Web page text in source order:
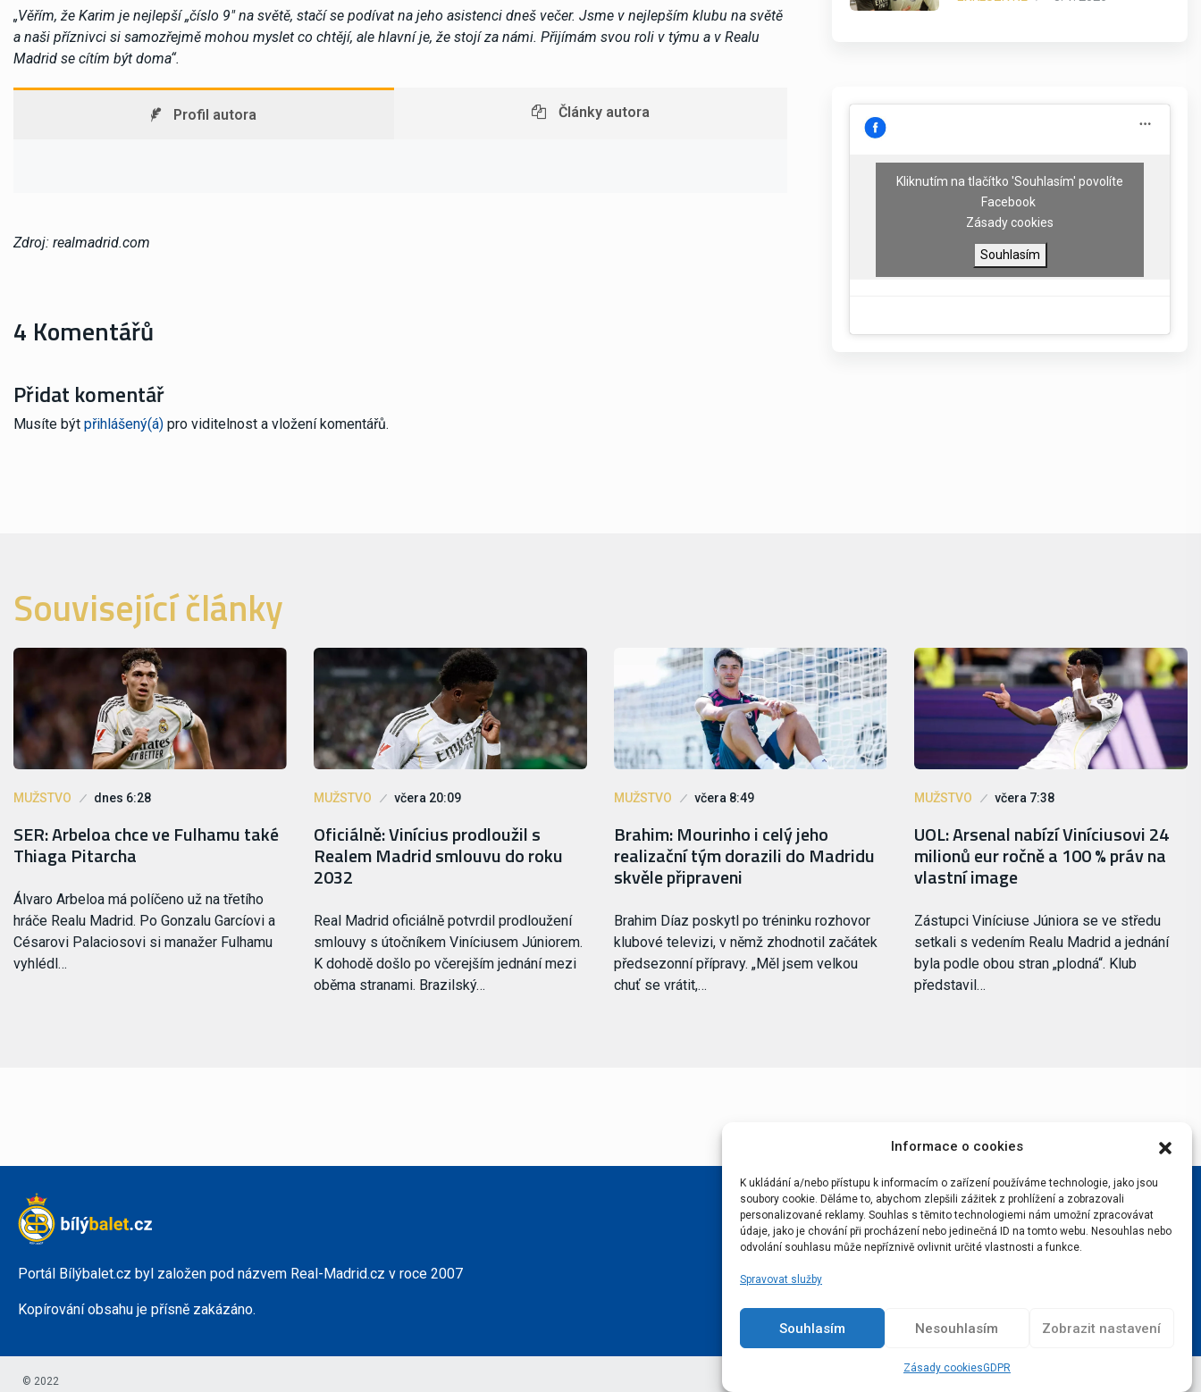
Informace o cookies
K ukládání a/nebo přístupu k informacím o zařízení používáme technologie, jako jsou
soubory cookie. Děláme to, abychom zlepšili zážitek z prohlížení a zobrazovali
personalizované reklamy. Souhlas s těmito technologiemi nám umožní zpracovávat
údaje, jako je chování při procházení nebo jedinečná ID na tomto webu. Nesouhlas nebo
odvolání souhlasu může nepříznivě ovlivnit určité vlastnosti a funkce.
Spravovat služby
Souhlasím Nesouhlasím Zobrazit nastavení
Zásady cookiesGDPR
„Věřím, že Karim je nejlepší „číslo 9″ na světě, stačí se podívat na jeho asistenci dneš večer. Jsme v nejlepším klubu na světě
a naši příznivci si samozřejmě mohou myslet co chtějí, ale hlavní je, že stojí za námi. Přijímám svou roli v týmu a v Realu
Madrid se cítím být doma“.
Profil autora Články autora
Zdroj: realmadrid.com
4 Komentářů
Přidat komentář
Musíte být přihlášený(á) pro viditelnost a vložení komentářů.
Kliknutím na tlačítko 'Souhlasím' povolíte
Facebook
Zásady cookies
Souhlasím
Související články
MUŽSTVO dnes 6:28
SER: Arbeloa chce ve Fulhamu také
Thiaga Pitarcha
Álvaro Arbeloa má políčeno už na třetího
hráče Realu Madrid. Po Gonzalu Garcíovi a
Césarovi Palaciosovi si manažer Fulhamu
vyhlédl…
MUŽSTVO včera 20:09
Oficiálně: Vinícius prodloužil s
Realem Madrid smlouvu do roku
2032
Real Madrid oficiálně potvrdil prodloužení
smlouvy s útočníkem Viníciusem Júniorem.
K dohodě došlo po včerejším jednání mezi
oběma stranami. Brazilský…
MUŽSTVO včera 8:49
Brahim: Mourinho i celý jeho
realizační tým dorazili do Madridu
skvěle připraveni
Brahim Díaz poskytl po tréninku rozhovor
klubové televizi, v němž zhodnotil začátek
předsezonní přípravy. „Měl jsem velkou
chuť se vrátit,…
MUŽSTVO včera 7:38
UOL: Arsenal nabízí Viníciusovi 24
milionů eur ročně a 100 % práv na
vlastní image
Zástupci Viníciuse Júniora se ve středu
setkali s vedením Realu Madrid a jednání
byla podle obou stran „plodná“. Klub
představil…
Portál Bílýbalet.cz byl založen pod názvem Real-Madrid.cz v roce 2007
Kopírování obsahu je přísně zakázáno.
© 2022